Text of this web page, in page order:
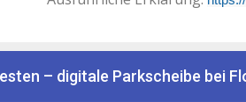
– digitale Parkscheibe bei